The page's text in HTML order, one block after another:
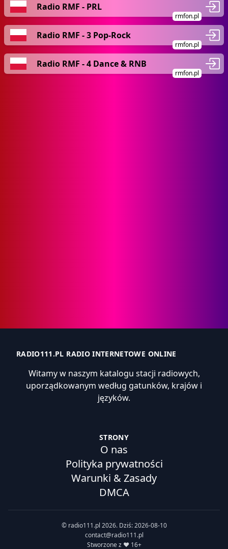
Radio RMF - PRL
rmfon.pl
Radio RMF - 3 Pop-Rock
rmfon.pl
Radio RMF - 4 Dance & RNB
rmfon.pl
RADIO111.PL RADIO INTERNETOWE ONLINE
Witamy w naszym katalogu stacji radiowych,
uporządkowanym według gatunków, krajów i
języków.
STRONY
O nas
Polityka prywatności
Warunki & Zasady
DMCA
© radio111.pl 2026. Dziś: 2026-08-10
contact@radio111.pl
Stworzone z ❤️ 16+